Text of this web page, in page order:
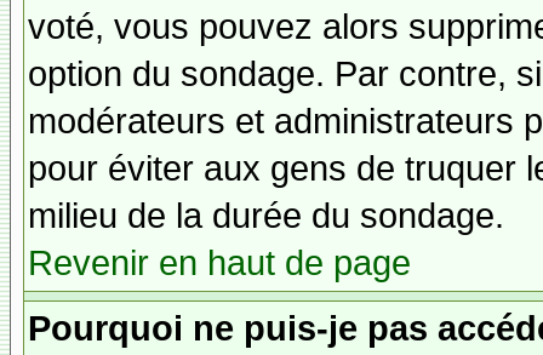
voté, vous pouvez alors
option du sondage. Par contre,
modérateurs et administrateurs
pour éviter aux gens de truquer
milieu de la durée du sondage.
Revenir en haut de page
Pourquoi ne puis-je pas